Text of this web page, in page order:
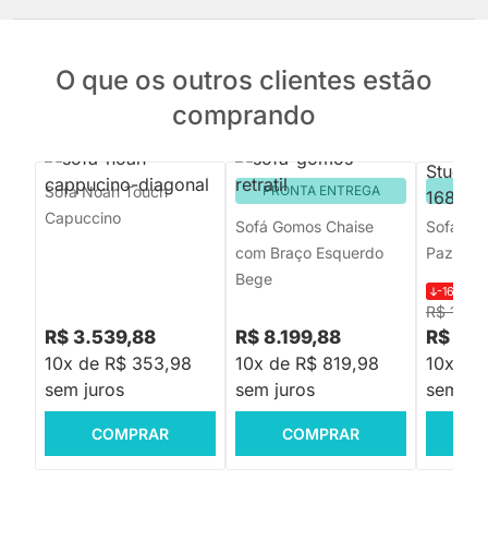
O que os outros clientes estão
comprando
Sofá Noah Touch
Capuccino
R$ 3.539,88
10x de R$ 353,98
sem juros
COMPRAR
PRONTA ENTREGA
Sofá Gomos Chaise
com Braço Esquerdo
Bege
R$ 8.199,88
10x de R$ 819,98
sem juros
COMPRAR
Sofá
Paz
R$
-16%
R$
10x de
sem